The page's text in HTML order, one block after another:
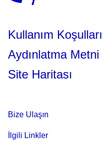
Kullanım Koşulları
Aydınlatma Metni
Site Haritası
Bize Ulaşın
İlgili Linkler